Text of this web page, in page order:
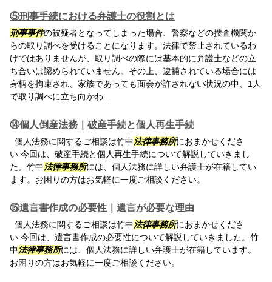
⑤刑事手続における弁護士の役割とは
刑事事件の被疑者となってしまった場合、警察などの捜査機関か
らの取り調べを受けることになります。法律で禁止されているわ
けではありませんが、取り調べの際には基本的に弁護士などの立
ち合いは認められていません。その上、逮捕されている場合には
身柄を拘束され、家族であっても面会が許されない状況の中、1人
で取り調べに立ち向かわ...
⑭個人倒産法務｜破産手続と個人再生手続
個人法務に関するご相談は竹中法律事務所におまかせくださ
い 今回は、破産手続と個人再生手続について解説していきまし
た。竹中法律事務所には、個人法務に詳しい弁護士が在籍してい
ます。お困りの方はお気軽に一度ご相談ください。
⑮遺言書作成の必要性｜遺言が必要な理由
個人法務に関するご相談は竹中法律事務所におまかせくださ
い 今回は、遺言書作成の必要性について解説していきました。竹
中法律事務所には、個人法務に詳しい弁護士が在籍しています。
お困りの方はお気軽に一度ご相談ください。